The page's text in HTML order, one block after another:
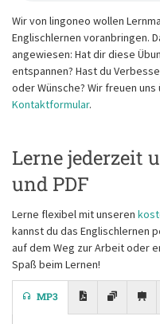
Wir von lingoneo wollen
Englischlernen voranbringen.
angewiesen: Hat dir diese
entspannen? Hast du
oder Wünsche? Wir freuen
Kontaktformular.
Lerne jederzeit
und PDF
Lerne flexibel mit unseren
kannst du das Englischlernen
auf dem Weg zur Arbeit oder
Spaß beim Lernen!
MP3